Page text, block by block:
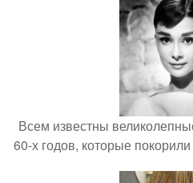
Всем известны
60-х годов, которые